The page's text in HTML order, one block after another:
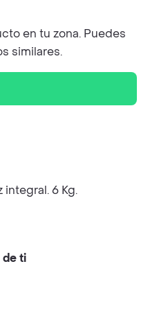
en tu zona. Puedes
similares.
6 Kg.
de ti